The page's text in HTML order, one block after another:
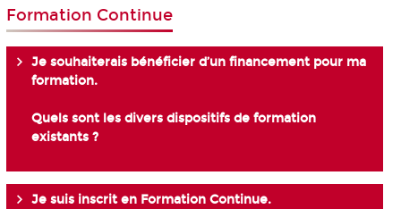
Formation Continue
Je souhaiterais bénéficier d’un financement pour ma
formation.
Quels sont les divers dispositifs de formation
existants ?
Je suis inscrit en Formation Continue.